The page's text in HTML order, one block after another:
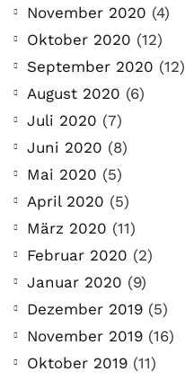
November 2020 (4)
Oktober 2020 (12)
September 2020 (12)
August 2020 (6)
Juli 2020 (7)
Juni 2020 (8)
Mai 2020 (5)
April 2020 (5)
März 2020 (11)
Februar 2020 (2)
Januar 2020 (9)
Dezember 2019 (5)
November 2019 (16)
Oktober 2019 (11)